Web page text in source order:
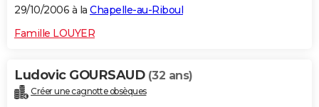
29/10/2006 à la Chapelle-au-Riboul
Famille LOUYER
Ludovic GOURSAUD (32 ans)
Créer une cagnotte obsèques